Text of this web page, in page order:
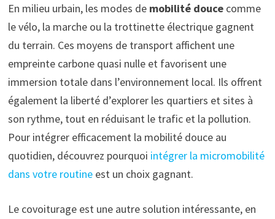
En milieu urbain, les modes de mobilité doucecomme
le vélo, la marche ou la trottinette électrique gagnent
du terrain. Ces moyens de transport affichent une
empreinte carbone quasi nulle et favorisent une
immersion totale dans l’environnement local. Ils offrent
également la liberté d’explorer les quartiers et sites à
son rythme, tout en réduisant le trafic et la pollution.
Pour intégrer efficacement la mobilité douce au
quotidien, découvrez pourquoi intégrer la micromobilité
dans votre routineest un choix gagnant.
Le covoiturage est une autre solution intéressante, en